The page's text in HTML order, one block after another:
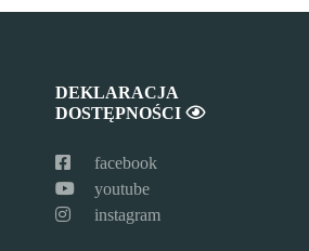
DEKLARACJA
DOSTĘPNOŚCI
facebook
youtube
instagram